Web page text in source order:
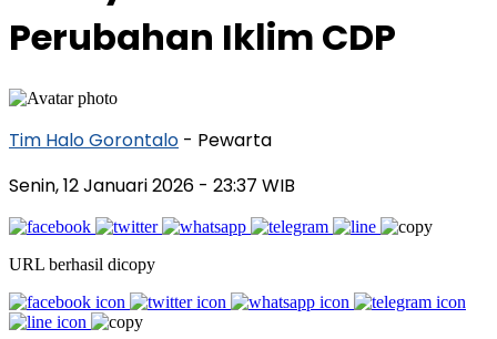
Perubahan Iklim CDP
Tim Halo Gorontalo - Pewarta
Senin, 12 Januari 2026 - 23:37 WIB
URL berhasil dicopy